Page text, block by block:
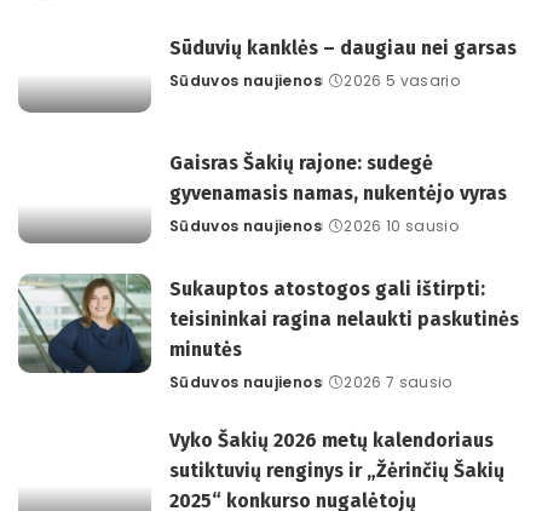
Sūduvių kanklės – daugiau nei garsas
Posted
Sūduvos naujienos 2026 5 vasario
Gaisras Šakių rajone: sudegė
gyvenamasis namas, nukentėjo vyras
Posted
Sūduvos naujienos 2026 10 sausio
Sukauptos atostogos gali ištirpti:
teisininkai ragina nelaukti paskutinės
minutės
Posted
Sūduvos naujienos 2026 7 sausio
Vyko Šakių 2026 metų kalendoriaus
sutiktuvių renginys ir „Žėrinčių Šakių
2025“ konkurso nugalėtojų